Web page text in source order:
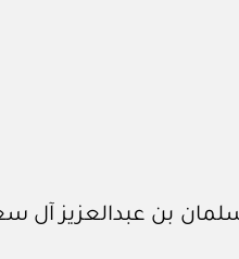
بن عبدالعزيز آل